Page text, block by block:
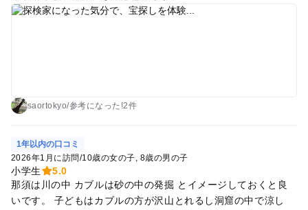
saortokyo/参考になった!2件
1年以内の口コミ
2026年1月に訪問/10歳の女の子 8歳の男の子
小学生
5.0
那須は川の中 カブルは砂の中の発掘 とイメージしておくと良
いです。 子どもはカブルの方が沢山とれるし洞窟の中で涼し